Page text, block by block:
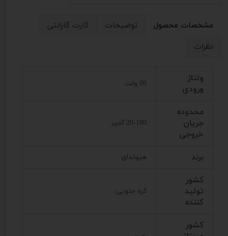
مشخصات محصول توضیحات
کارت گارانتی
نظرات
ولتاژ
ورودی
60 ولت
محدوده
جریان
خروجی
20-180 آمپر
برند هیوندای
کشور
تولید
کننده
کره جنوبی
کشور